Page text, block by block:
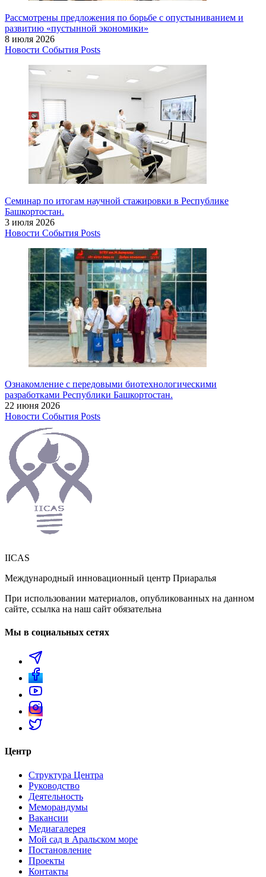
Рассмотрены предложения по борьбе с опустыниванием и
развитию «пустынной экономики»
8 июля 2026
Новости События Posts
Семинар по итогам научной стажировки в Республике
Башкортостан.
3 июля 2026
Новости События Posts
Ознакомление с передовыми биотехнологическими
разработками Республики Башкортостан.
22 июня 2026
Новости События Posts
IICAS
Международный инновационный центр Приаралья
При использовании материалов, опубликованных на данном
сайте, ссылка на наш сайт обязательна
Мы в социальных сетях
Центр
Структура Центра
Руководство
Деятельность
Меморандумы
Вакансии
Медиагалерея
Мой сад в Аральском море
Постановление
Проекты
Контакты